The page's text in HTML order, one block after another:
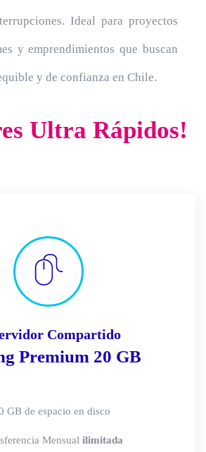
Ideal para proyectos
y emprendimientos que buscan
y de confianza en Chile.
Ultra Rápidos!
Compartido
Premium 20 GB
GB de espacio en disco
Mensual ilimitada